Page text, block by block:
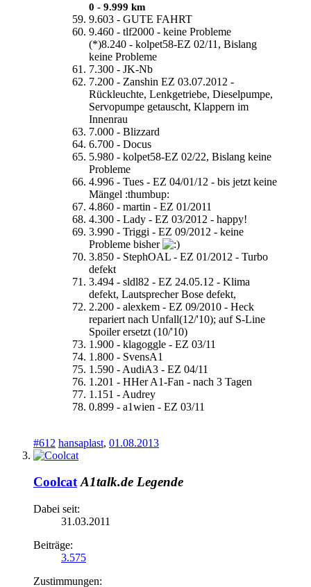
0 - 9.999 km
9.603 - GUTE FAHRT
9.460 - tlf2000 - keine Probleme
(*)8.240 - kolpet58-EZ 02/11, Bislang
keine Probleme
7.300 - JK-Nb
7.200 - Zanshin EZ 03.07.2012 -
Rückleuchte, Lenkgetriebe, Dieselpumpe,
Servopumpe getauscht, Klappern im
Innenrau
7.000 - Blizzard
6.700 - Docus
5.980 - kolpet58-EZ 02/22, Bislang keine
Probleme
4.996 - Tues - EZ 04/01/12 - bis jetzt keine
Mängel :thumbup:
4.860 - martin - EZ 01/2011
4.300 - Lady - EZ 03/2012 - happy!
3.990 - Triggi - EZ 09/2012 - keine
Probleme bisher
3.850 - StephOAL - EZ 01/2012 - Turbo
defekt
3.494 - sldl82 - EZ 24.05.12 - Klima
defekt, Lautsprecher Bose defekt,
2.200 - alexkem - EZ 09/2010 - Heck
repariert nach Unfall(12/'10); auf S-Line
Spoiler ersetzt (10/'10)
1.900 - klagoggle - EZ 03/11
1.800 - SvensA1
1.590 - AudiA3 - EZ 04/11
1.201 - HHer A1-Fan - nach 3 Tagen
1.151 - Audrey
0.899 - a1wien - EZ 03/11
#612 hansaplast, 01.08.2013
Coolcat A1talk.de Legende
Dabei seit:
31.03.2011
Beiträge:
3.575
Zustimmungen: